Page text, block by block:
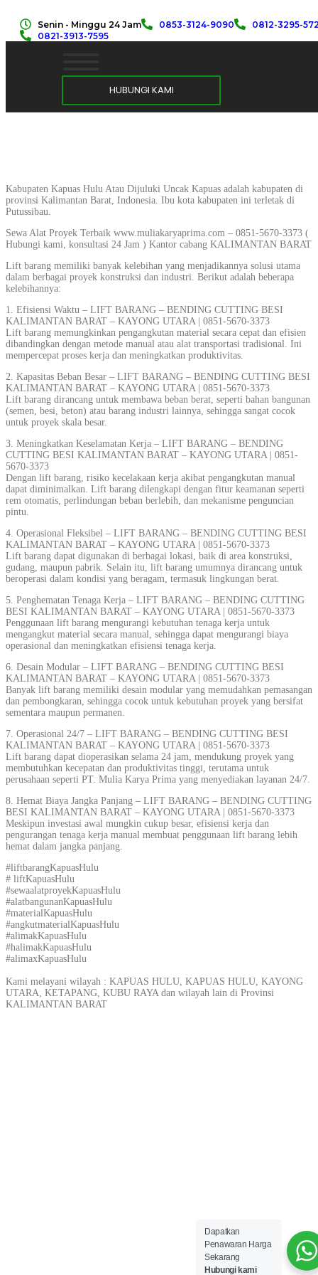
Senin - Minggu 24 Jam 0853-3124-9090
0812-3295-
0821-3913-7595
HUBUNGI KAMI
Kabupaten Kapuas Hulu Atau Dijuluki Uncak Kapuas adalah kabupaten di
provinsi Kalimantan Barat, Indonesia. Ibu kota kabupaten ini terletak di
Putussibau.
Sewa Alat Proyek Terbaik www.muliakaryaprima.com – 0851-5670-3373 (
Hubungi kami, konsultasi 24 Jam ) Kantor cabang KALIMANTAN BARAT
Lift barang memiliki banyak kelebihan yang menjadikannya solusi utama
dalam berbagai proyek konstruksi dan industri. Berikut adalah beberapa
kelebihannya:
1. Efisiensi Waktu – LIFT BARANG – BENDING CUTTING BESI
KALIMANTAN BARAT – KAYONG UTARA | 0851-5670-3373
Lift barang memungkinkan pengangkutan material secara cepat dan efisien
dibandingkan dengan metode manual atau alat transportasi tradisional. Ini
mempercepat proses kerja dan meningkatkan produktivitas.
2. Kapasitas Beban Besar – LIFT BARANG – BENDING CUTTING BESI
KALIMANTAN BARAT – KAYONG UTARA | 0851-5670-3373
Lift barang dirancang untuk membawa beban berat, seperti bahan bangunan
(semen, besi, beton) atau barang industri lainnya, sehingga sangat cocok
untuk proyek skala besar.
3. Meningkatkan Keselamatan Kerja – LIFT BARANG – BENDING
CUTTING BESI KALIMANTAN BARAT – KAYONG UTARA | 0851-
5670-3373
Dengan lift barang, risiko kecelakaan kerja akibat pengangkutan manual
dapat diminimalkan. Lift barang dilengkapi dengan fitur keamanan seperti
rem otomatis, perlindungan beban berlebih, dan mekanisme penguncian
pintu.
4. Operasional Fleksibel – LIFT BARANG – BENDING CUTTING BESI
KALIMANTAN BARAT – KAYONG UTARA | 0851-5670-3373
Lift barang dapat digunakan di berbagai lokasi, baik di area konstruksi,
gudang, maupun pabrik. Selain itu, lift barang umumnya dirancang untuk
beroperasi dalam kondisi yang beragam, termasuk lingkungan berat.
5. Penghematan Tenaga Kerja – LIFT BARANG – BENDING CUTTING
BESI KALIMANTAN BARAT – KAYONG UTARA | 0851-5670-3373
Penggunaan lift barang mengurangi kebutuhan tenaga kerja untuk
mengangkut material secara manual, sehingga dapat mengurangi biaya
operasional dan meningkatkan efisiensi tenaga kerja.
6. Desain Modular – LIFT BARANG – BENDING CUTTING BESI
KALIMANTAN BARAT – KAYONG UTARA | 0851-5670-3373
Banyak lift barang memiliki desain modular yang memudahkan pemasangan
dan pembongkaran, sehingga cocok untuk kebutuhan proyek yang bersifat
sementara maupun permanen.
7. Operasional 24/7 – LIFT BARANG – BENDING CUTTING BESI
KALIMANTAN BARAT – KAYONG UTARA | 0851-5670-3373
Lift barang dapat dioperasikan selama 24 jam, mendukung proyek yang
membutuhkan kecepatan dan produktivitas tinggi, terutama untuk
perusahaan seperti PT. Mulia Karya Prima yang menyediakan layanan 24/7.
8. Hemat Biaya Jangka Panjang – LIFT BARANG – BENDING CUTTING
BESI KALIMANTAN BARAT – KAYONG UTARA | 0851-5670-3373
Meskipun investasi awal mungkin cukup besar, efisiensi kerja dan
pengurangan tenaga kerja manual membuat penggunaan lift barang lebih
hemat dalam jangka panjang.
#liftbarangKapuasHulu
# liftKapuasHulu
#sewaalatproyekKapuasHulu
#alatbangunanKapuasHulu
#materialKapuasHulu
#angkutmaterialKapuasHulu
#alimakKapuasHulu
#halimakKapuasHulu
#alimaxKapuasHulu
Kami melayani wilayah : KAPUAS HULU, KAPUAS HULU, KAYONG
UTARA, KETAPANG, KUBU RAYA dan wilayah lain di Provinsi
KALIMANTAN BARAT
Dapatkan
Penawaran Harga
Sekarang
Hubungi kami